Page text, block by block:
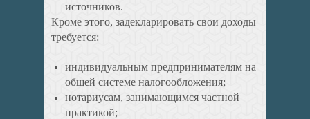
источников.
Кроме этого, задекларировать свои доходы
требуется:
индивидуальным предпринимателям на
общей системе налогообложения;
нотариусам, занимающимся частной
практикой;